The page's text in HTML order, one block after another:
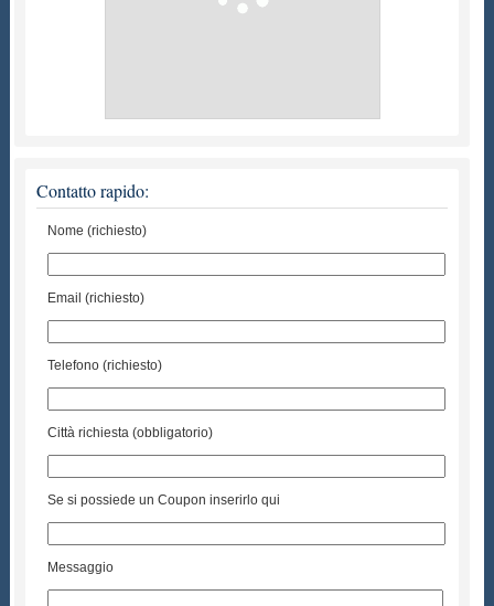
Contatto rapido:
Nome (richiesto)
Email (richiesto)
Telefono (richiesto)
Città richiesta (obbligatorio)
Se si possiede un Coupon inserirlo qui
Messaggio